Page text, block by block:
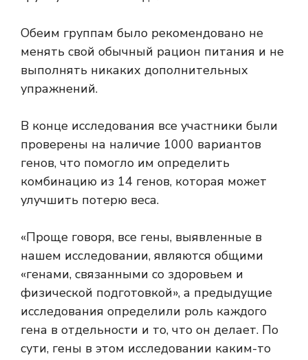
Обеим группам было рекомендовано не
менять свой обычный рацион питания и не
выполнять никаких дополнительных
упражнений.
В конце исследования все участники были
проверены на наличие 1000 вариантов
генов, что помогло им определить
комбинацию из 14 генов, которая может
улучшить потерю веса.
«Проще говоря, все гены, выявленные в
нашем исследовании, являются общими
«генами, связанными со здоровьем и
физической подготовкой», а предыдущие
исследования определили роль каждого
гена в отдельности и то, что он делает. По
сути, гены в этом исследовании каким-то